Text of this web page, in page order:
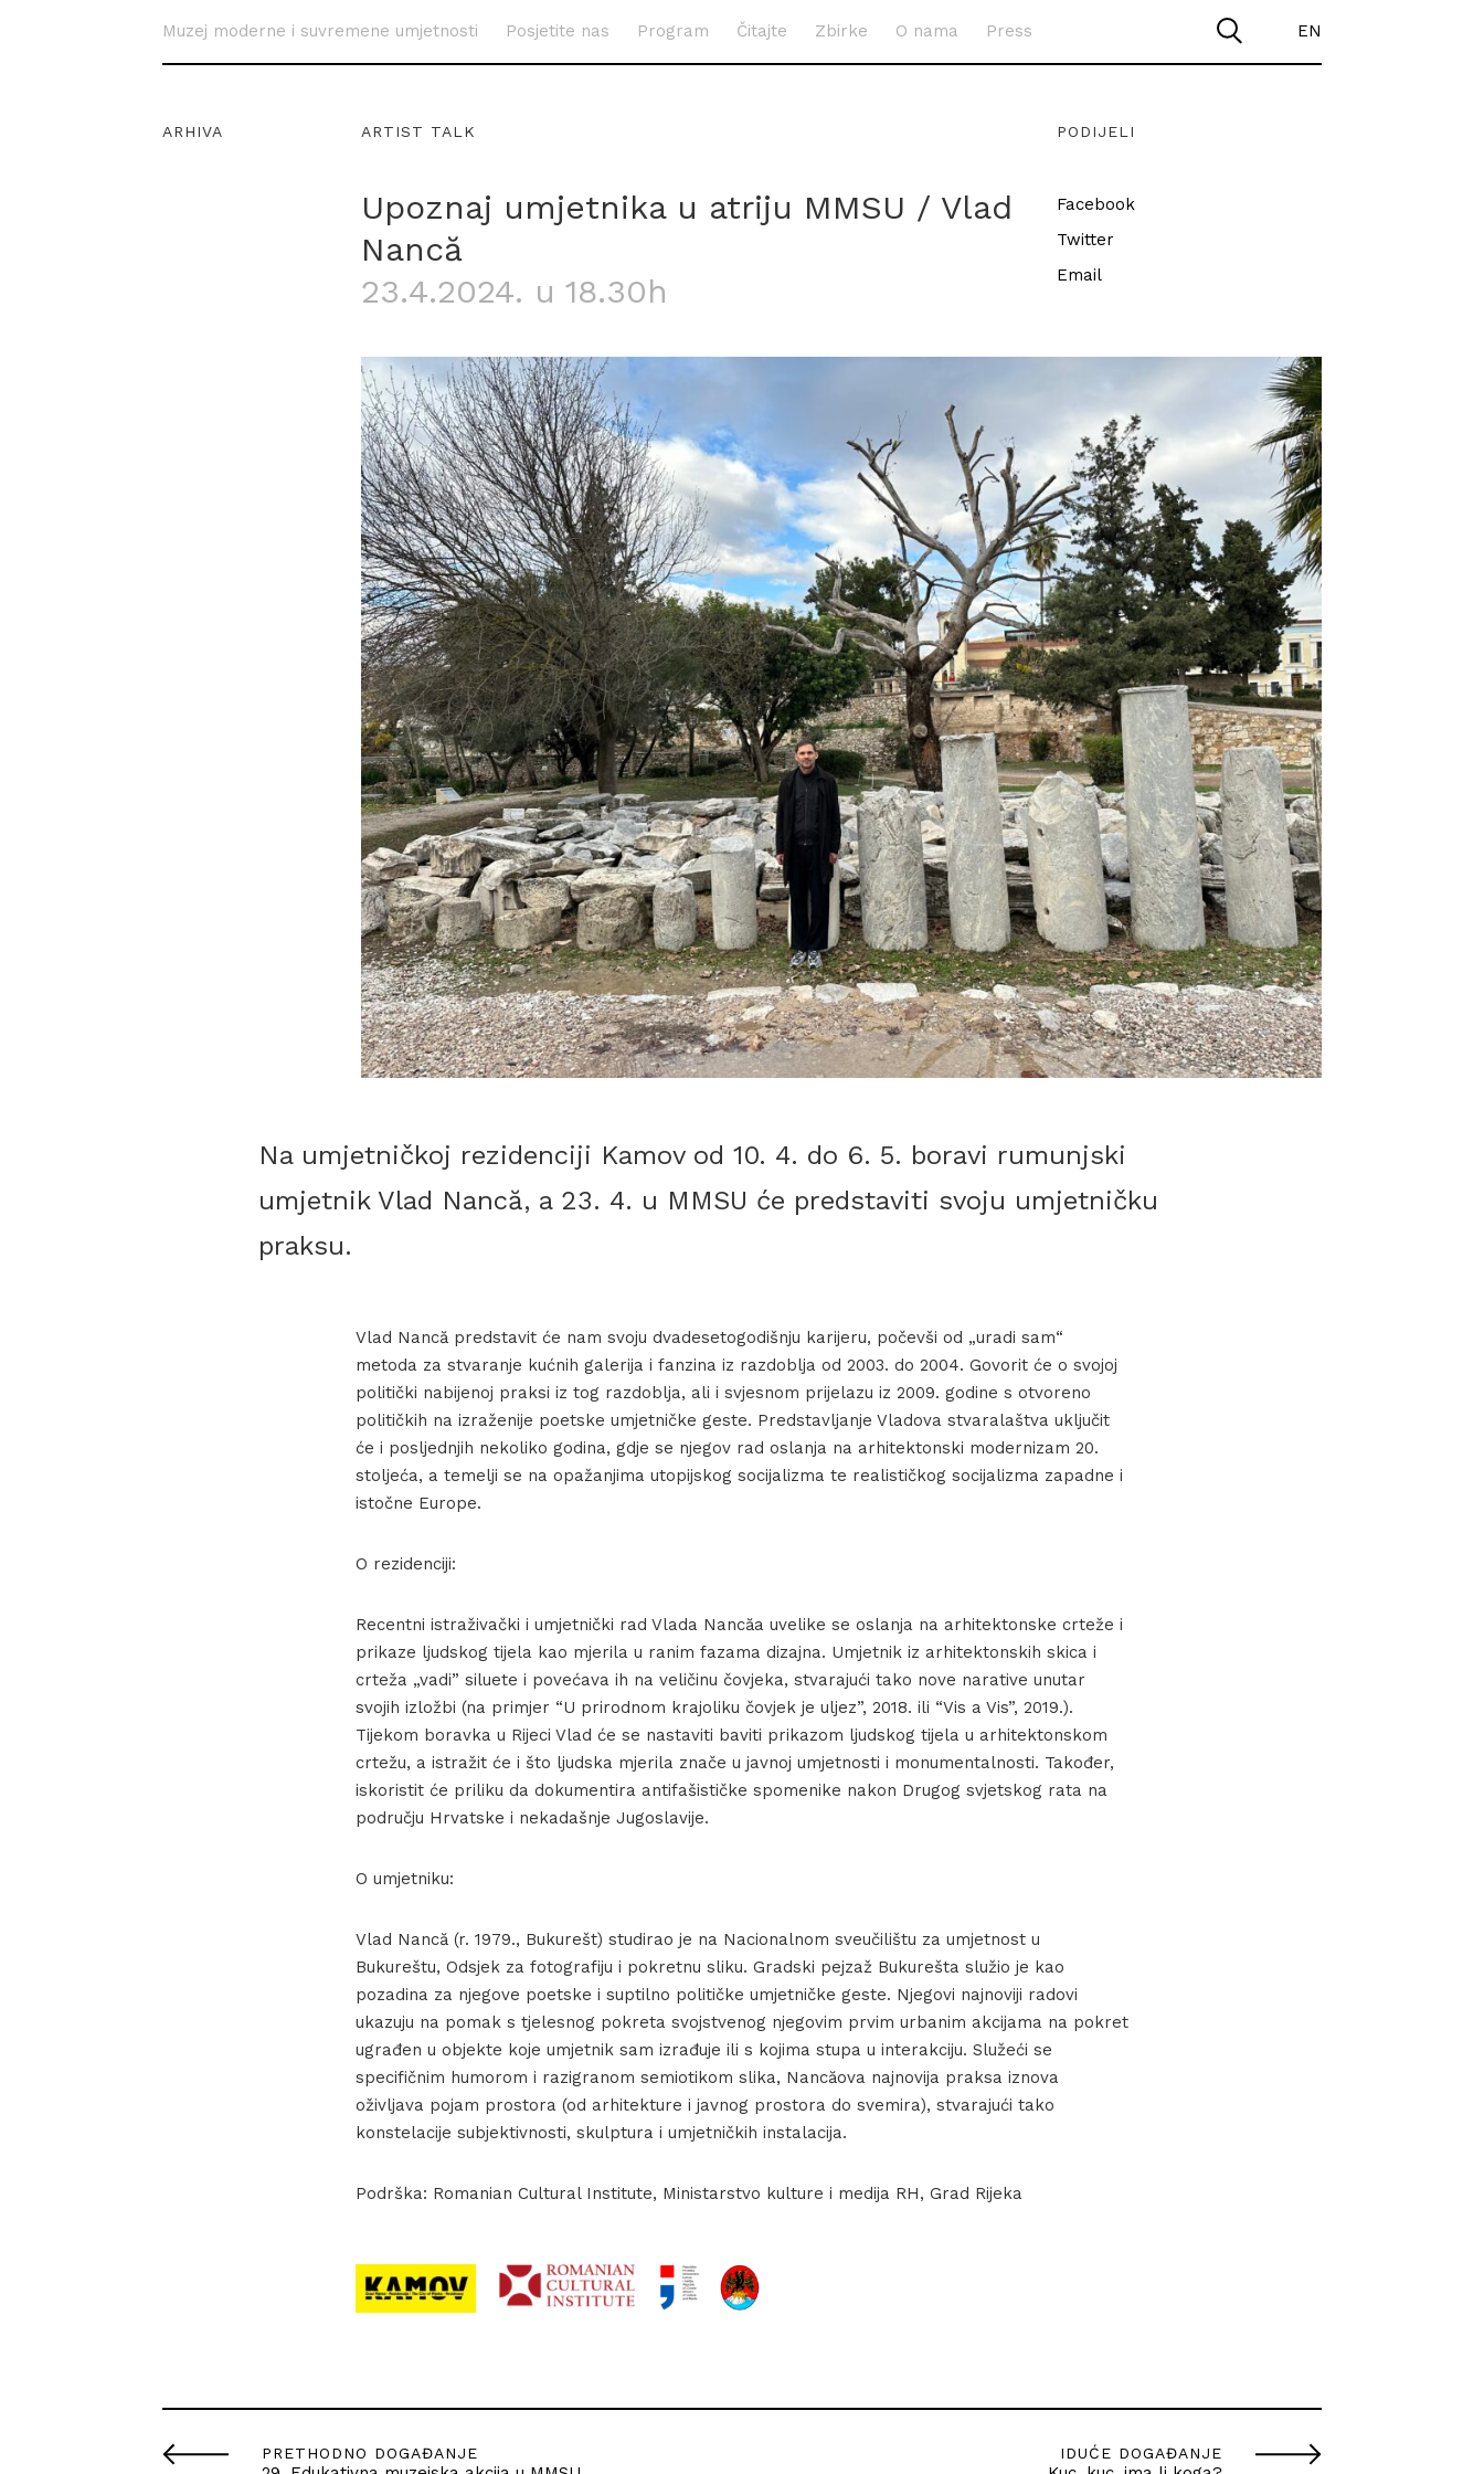
Muzej moderne i suvremene umjetnosti Posjetite nas Program Čitajte Zbirke O nama Press EN
ARHIVA ARTIST TALK PODIJELI
Upoznaj umjetnika u atriju MMSU / Vlad
Nancă
23.4.2024. u 18.30h
Facebook
Twitter
Email
Na umjetničkoj rezidenciji Kamov od 10. 4. do 6. 5. boravi rumunjski
umjetnik Vlad Nancă, a 23. 4. u MMSU će predstaviti svoju umjetničku
praksu.
Vlad Nancă predstavit će nam svoju dvadesetogodišnju karijeru, počevši od „uradi sam“
metoda za stvaranje kućnih galerija i fanzina iz razdoblja od 2003. do 2004. Govorit će o svojoj
politički nabijenoj praksi iz tog razdoblja, ali i svjesnom prijelazu iz 2009. godine s otvoreno
političkih na izraženije poetske umjetničke geste. Predstavljanje Vladova stvaralaštva uključit
će i posljednjih nekoliko godina, gdje se njegov rad oslanja na arhitektonski modernizam 20.
stoljeća, a temelji se na opažanjima utopijskog socijalizma te realističkog socijalizma zapadne i
istočne Europe.
O rezidenciji:
Recentni istraživački i umjetnički rad Vlada Nancăa uvelike se oslanja na arhitektonske crteže i
prikaze ljudskog tijela kao mjerila u ranim fazama dizajna. Umjetnik iz arhitektonskih skica i
crteža „vadi” siluete i povećava ih na veličinu čovjeka, stvarajući tako nove narative unutar
svojih izložbi (na primjer “U prirodnom krajoliku čovjek je uljez”, 2018. ili “Vis a Vis”, 2019.).
Tijekom boravka u Rijeci Vlad će se nastaviti baviti prikazom ljudskog tijela u arhitektonskom
crtežu, a istražit će i što ljudska mjerila znače u javnoj umjetnosti i monumentalnosti. Također,
iskoristit će priliku da dokumentira antifašističke spomenike nakon Drugog svjetskog rata na
području Hrvatske i nekadašnje Jugoslavije.
O umjetniku:
Vlad Nancă (r. 1979., Bukurešt) studirao je na Nacionalnom sveučilištu za umjetnost u
Bukureštu, Odsjek za fotografiju i pokretnu sliku. Gradski pejzaž Bukurešta služio je kao
pozadina za njegove poetske i suptilno političke umjetničke geste. Njegovi najnoviji radovi
ukazuju na pomak s tjelesnog pokreta svojstvenog njegovim prvim urbanim akcijama na pokret
ugrađen u objekte koje umjetnik sam izrađuje ili s kojima stupa u interakciju. Služeći se
specifičnim humorom i razigranom semiotikom slika, Nancăova najnovija praksa iznova
oživljava pojam prostora (od arhitekture i javnog prostora do svemira), stvarajući tako
konstelacije subjektivnosti, skulptura i umjetničkih instalacija.
Podrška: Romanian Cultural Institute, Ministarstvo kulture i medija RH, Grad Rijeka
PRETHODNO DOGAĐANJE IDUĆE DOGAĐANJE